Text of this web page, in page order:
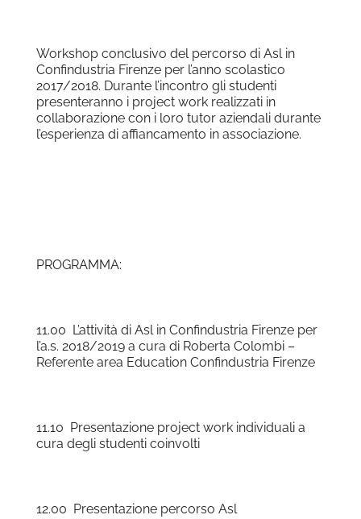
Workshop conclusivo del percorso di Asl in
Confindustria Firenze per l’anno scolastico
2017/2018. Durante l’incontro gli studenti
presenteranno i project work realizzati in
collaborazione con i loro tutor aziendali durante
l’esperienza di affiancamento in associazione.
PROGRAMMA:
11.00 L’attività di Asl in Confindustria Firenze per
l’a.s. 2018/2019 a cura di Roberta Colombi –
Referente area Education Confindustria Firenze
11.10 Presentazione project work individuali a
cura degli studenti coinvolti
12.00 Presentazione percorso Asl